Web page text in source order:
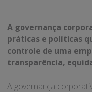
A governança
práticas e políticas
controle de uma
transparência,
A governança